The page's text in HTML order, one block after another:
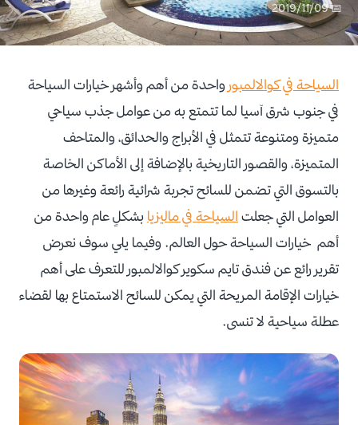
📅 2019/11/09
السياحة في كوالالمبور واحدة من أهم وأشهر خيارات السياحة
في جنوب شرق آسيا لما تتمتع به من عوامل جذب سياحي
متميزة ومتنوعة تتمثل في الأبراج والحدائق، والمتاحف
المتميزة، والقصور التاريخية بالإضافة إلى الأماكن الخاصة
بالتسوق التي تضمن للسائح تجربة شرائية رائعة وغيرها من
العوامل التي جعلت السياحة في ماليزيا بشكلٍ عام واحدة من
أهم خيارات السياحة حول العالم. وفيما يلي سوف نعرض
تقرير رائع عن فندق تايم سكوير كوالالمبور للتعرف على أهم
خيارات الإقامة المريحة التي يمكن للسائح الاستمتاع بها لقضاء
عطلة سياحية لا تنسى.